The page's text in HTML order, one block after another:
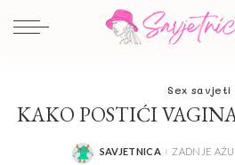
Sex savjeti
KAKO POSTIĆI
POSTED
SAVJETNICA ZADNJE